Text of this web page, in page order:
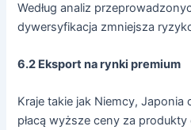
Według analiz
dywersyfikacja zmniejsza
6.2 Eksport na rynki premium
Kraje takie jak Niemcy,
płacą wyższe ceny za